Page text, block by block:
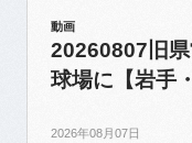
動画
20260807旧
球場に【岩手
2026年08月07日